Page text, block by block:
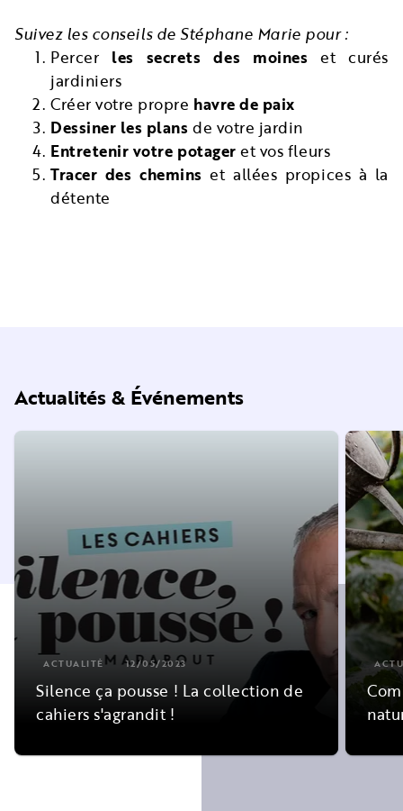
Suivez les conseils de Stéphane Marie pour :
Percer les secrets des moineset curés
jardiniers
Créer votre propre havre de paix
Dessiner les plansde votre jardin
Entretenir votre potageret vos fleurs
Tracer des cheminset allées propices à la
détente
Actualités & Événements
ACTUALITÉ 12/05/2023
Silence ça pousse ! La collection de
cahiers s'agrandit !